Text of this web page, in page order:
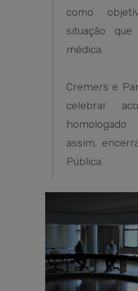
como
situação
médica.
Cremers e
celebrar
assim,
Pública.